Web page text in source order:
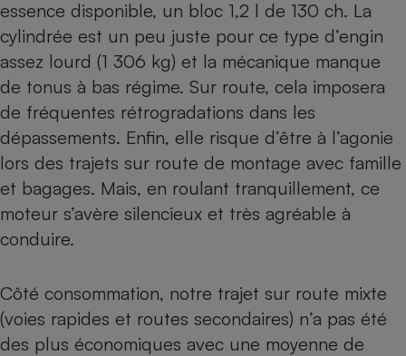
essence disponible, un bloc 1,2 l de 130 ch. La
cylindrée est un peu juste pour ce type d’engin
assez lourd (1 306 kg) et la mécanique manque
de tonus à bas régime. Sur route, cela imposera
de fréquentes rétrogradations dans les
dépassements. Enfin, elle risque d’être à l’agonie
lors des trajets sur route de montage avec famille
et bagages. Mais, en roulant tranquillement, ce
moteur s’avère silencieux et très agréable à
conduire.
Côté consommation, notre trajet sur route mixte
(voies rapides et routes secondaires) n’a pas été
des plus économiques avec une moyenne de